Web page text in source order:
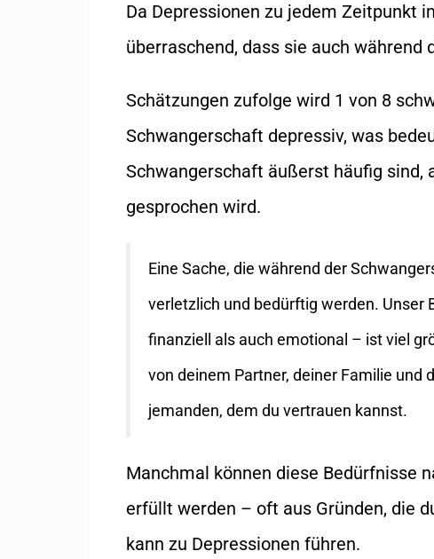
Da Depressionen zu jedem Zeitpunkt
überraschend, dass sie auch
Schätzungen zufolge wird 1 von 8
Schwangerschaft depressiv, was
Schwangerschaft äußerst häufig
gesprochen wird.
Eine Sache, die während der
verletzlich und bedürftig werden. Unser
finanziell als auch emotional – ist viel
von deinem Partner, deiner Familie und
jemanden, dem du vertrauen kannst.
Manchmal können diese Bedürfnisse
erfüllt werden – oft aus Gründen, die
kann zu Depressionen führen.